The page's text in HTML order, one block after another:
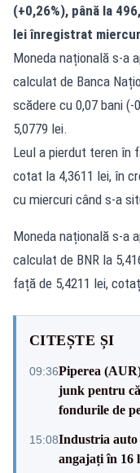
(+0,26%), până la
lei înregistrat
Moneda națională s-a
calculat de Banca
scădere cu 0,07 bani
5,0779 lei.
Leul a pierdut teren în
cotat la 4,3611 lei, în
cu miercuri când s-a
Moneda națională s-a
calculat de BNR la
față de 5,4211 lei,
CITEȘTE ȘI
09:36Piperea
junk pentru
fondurile de
15:08Industria auto
angajați în 16